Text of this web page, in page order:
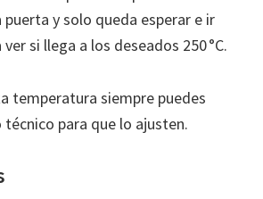
y solo queda esperar e ir
si llega a los deseados 250 °C.
temperatura siempre puedes
para que lo ajusten.